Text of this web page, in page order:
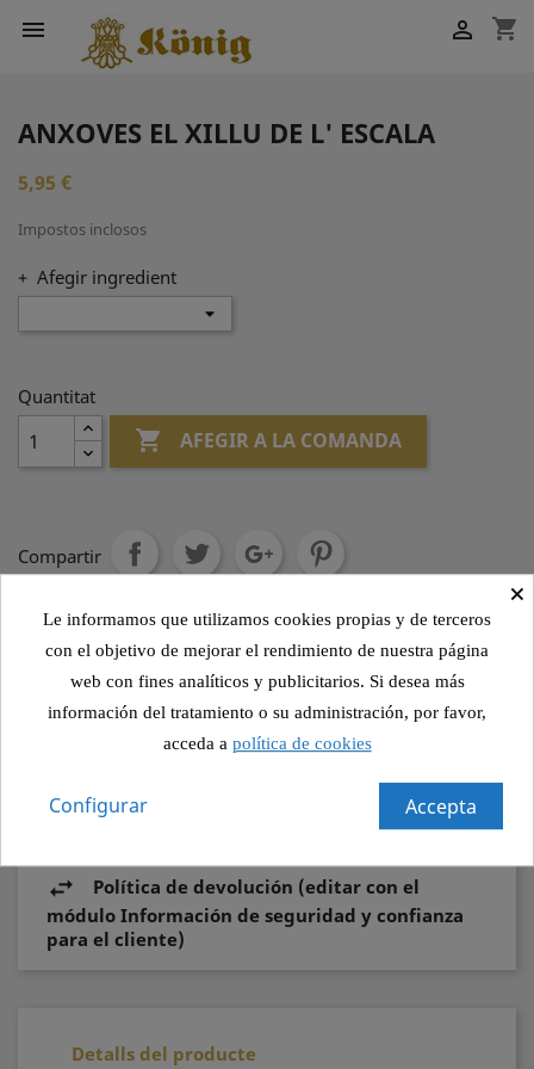
 shopping_cart

ANXOVES EL XILLU DE L' ESCALA
5,95 €
Impostos inclosos
+ Afegir ingredient
Quantitat
 AFEGIR A LA COMANDA
Compartir
Política de seguridad (editar con el módulo
Información de seguridad y confianza para el
cliente)
Información de seguridad y confianza para el
cliente)
Política de devolución (editar con el
módulo Información de seguridad y confianza
para el cliente)
Detalls del producte
×
Le informamos que utilizamos cookies propias y de terceros
con el objetivo de mejorar el rendimiento de nuestra página
web con fines analíticos y publicitarios. Si desea más
información del tratamiento o su administración, por favor,
acceda a política de cookies
Accepta
Configurar